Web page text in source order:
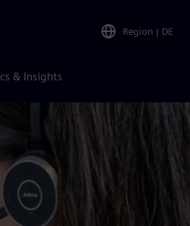
Region | DE
& Insights